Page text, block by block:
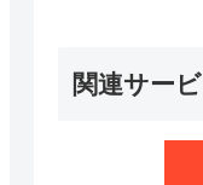
関連サー